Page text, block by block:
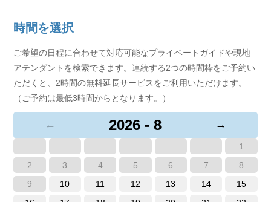
時間を選択
ご希望の日程に合わせて対応可能なプライベートガイドや現地
アテンダントを検索できます。連続する2つの時間枠をご予約い
ただくと、2時間の無料延長サービスをご利用いただけます。
（ご予約は最低3時間からとなります。）
← 2026 - 8 →
1
2
3 4 5 6 7
8
9
10 11 12 13 14
15